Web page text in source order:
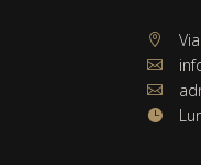



